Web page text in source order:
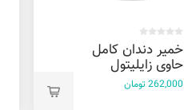
خمیر دندان کامل
حاوی زایلیتول
میسویک 75 میل
262,000 تومان